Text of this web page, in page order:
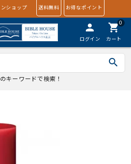
ショップ 送料無料 お得なポイント
person
ログイン
0
shopping_cart
カート
search
ーワードで検索！